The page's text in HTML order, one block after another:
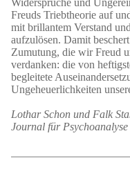
Freuds Triebtheorie auf
mit brillantem Verstand
aufzulösen. Damit
Zumutung, die wir Freud
verdanken: die von
begleitete
Ungeheuerlichkeiten
Lothar Schon und Falk
Journal für Psychoanalyse